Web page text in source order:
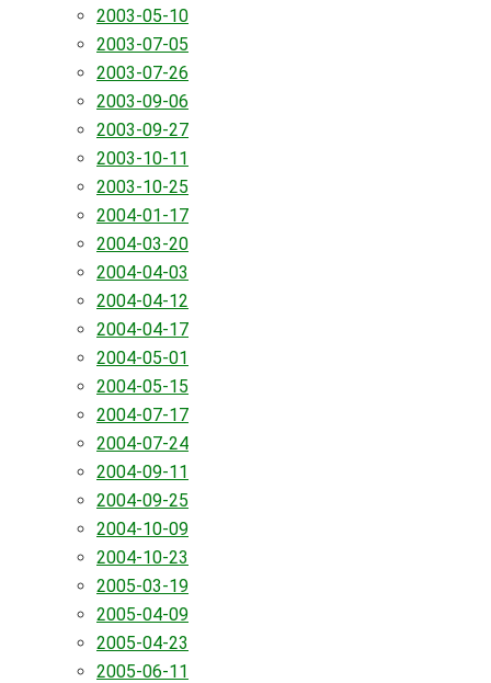
2003-05-10
2003-07-05
2003-07-26
2003-09-06
2003-09-27
2003-10-11
2003-10-25
2004-01-17
2004-03-20
2004-04-03
2004-04-12
2004-04-17
2004-05-01
2004-05-15
2004-07-17
2004-07-24
2004-09-11
2004-09-25
2004-10-09
2004-10-23
2005-03-19
2005-04-09
2005-04-23
2005-06-11